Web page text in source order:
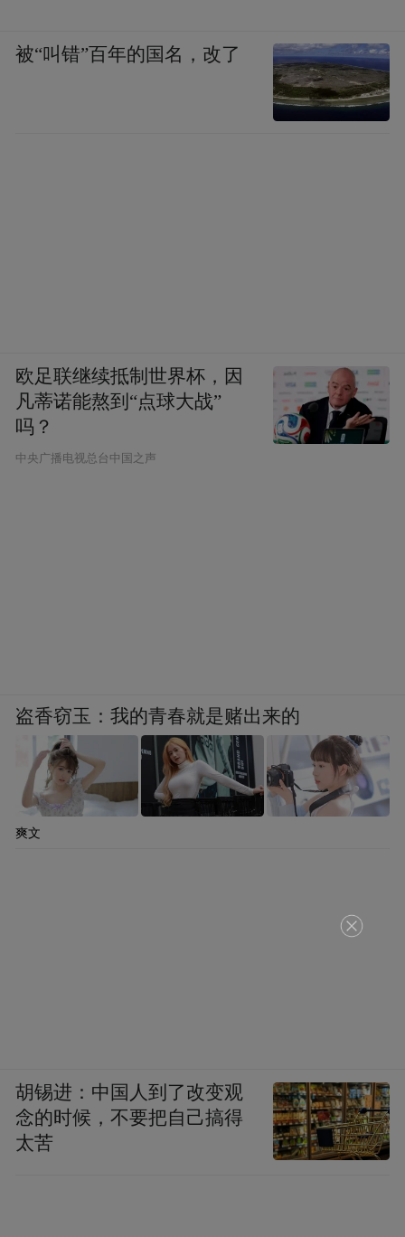
被“叫错”百年的国名，改了
欧足联继续抵制世界杯，因
凡蒂诺能熬到“点球大战”
吗？
中央广播电视总台中国之声
盗香窃玉：我的青春就是赌出来的
爽文
胡锡进：中国人到了改变观
念的时候，不要把自己搞得
太苦